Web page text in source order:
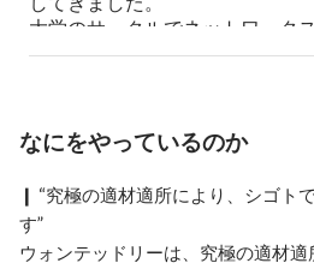
大学のサークルでネットワーク
れインフラ分野に興味を持ち、
発、 golang でサーバーやツール
なにをやっているのか
❙ “究極の適材適所により、シゴト
す”
ウォンテッドリーは、究極の適材